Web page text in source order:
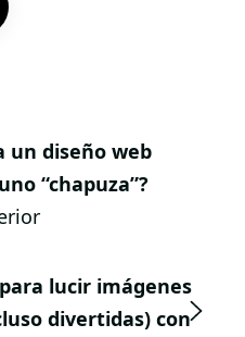
un diseño web
“chapuza”?
lucir imágenes
divertidas) con